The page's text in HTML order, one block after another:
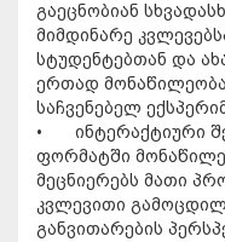
გაეცნობიან
მიმდინარე
სტუდენტებთან და
ერთად
საჩვენებელ
•
ინტერაქტიური
ფორმატში
მეცნიერებს მათი
კვლევითი
განვითარების